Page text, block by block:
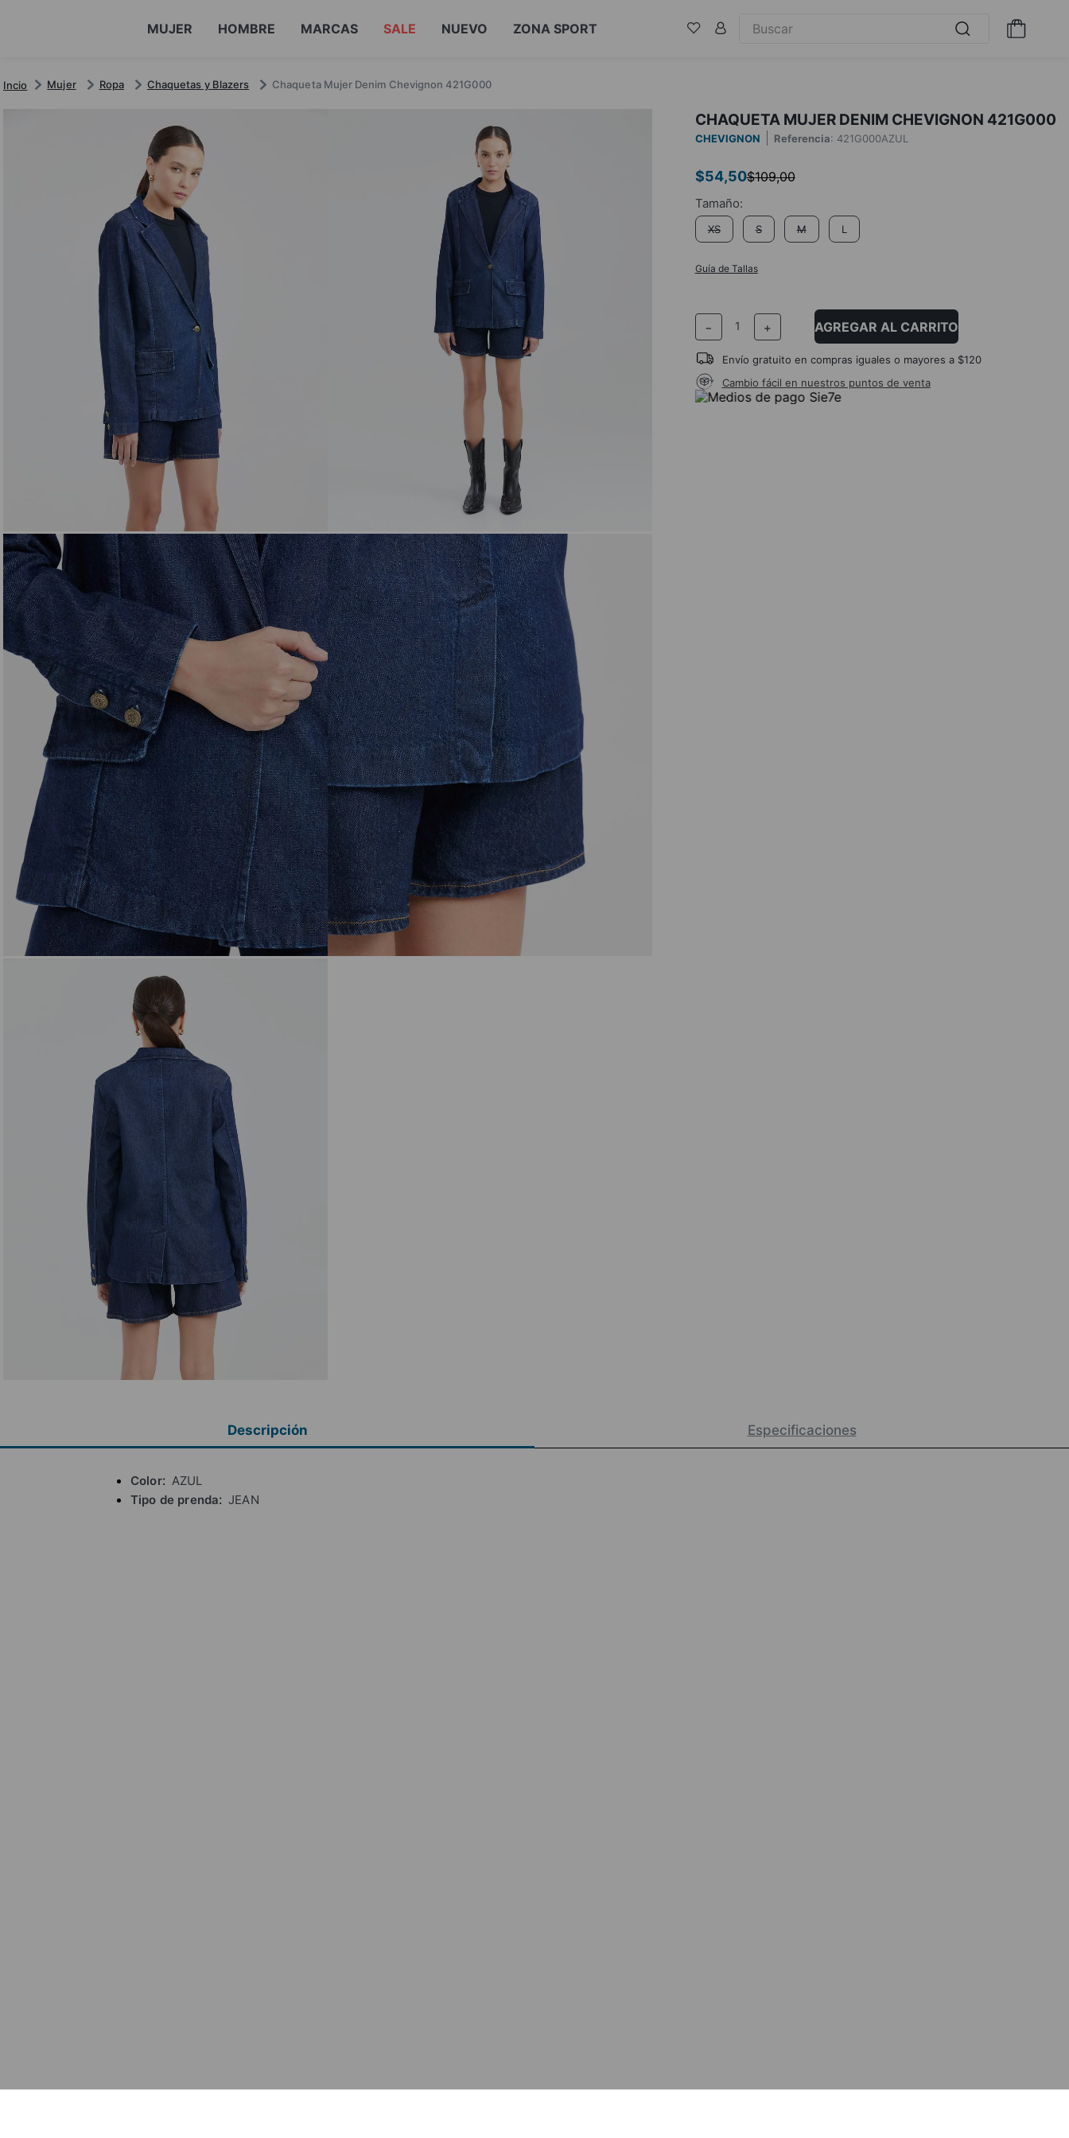
MUJER HOMBRE MARCAS SALE NUEVO ZONA SPORT
Mujer Ropa Chaquetas y Blazers Chaqueta Mujer Denim Chevignon 421G000
CHAQUETA MUJER DENIM CHEVIGNON 421G000
CHEVIGNON Referencia: 421G000AZUL
$54,50$109,00
XS S M L
Guía de Tallas
＋
－ AGREGAR AL CARRITO
Envío gratuito en compras iguales o mayores a $120
Cambio fácil en nuestros puntos de venta
Descripción Especificaciones
Color
AZUL
Tipo de prenda
JEAN